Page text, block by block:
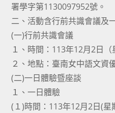
署學字第1130097952號。
二、活動含行前共識會議及
(一)行前共識會議
１、時間：113年12月2日
２、地點：臺南女中語文資
(二)一日體驗暨座談
１、一日體驗
(１)時間：113年12月2日(